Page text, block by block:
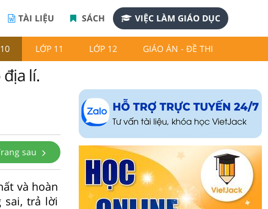
TÀI LIỆU SÁCH VIỆC LÀM GIÁO DỤC
LỚP 11 LỚP 12 GIÁO ÁN - ĐỀ THI
lí.
sau
và hoàn
sai, trả lời